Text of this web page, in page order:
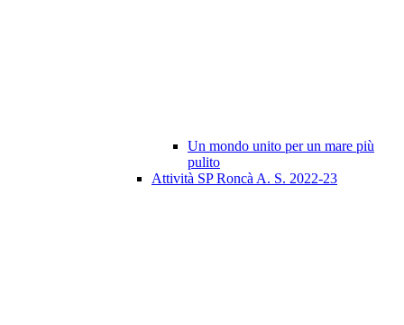
Un mondo unito per un mare più
pulito
Attività SP Roncà A. S. 2022-23